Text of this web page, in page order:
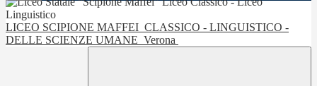
LICEO SCIPIONE MAFFEI CLASSICO - LINGUISTICO -
DELLE SCIENZE UMANE Verona